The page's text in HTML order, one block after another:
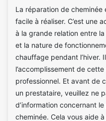
La réparation de cheminée
facile à réaliser. C’est une
à la grande relation entre
et la nature de
chauffage pendant l’hiver.
l’accomplissement de
professionnel. Et avant de
un prestataire, veuillez ne
d’information concernant
cheminée. Cela vous aide